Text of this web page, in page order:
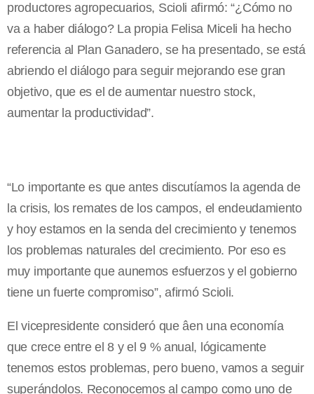
productores agropecuarios, Scioli afirmó: “¿Cómo no
va a haber diálogo? La propia Felisa Miceli ha hecho
referencia al Plan Ganadero, se ha presentado, se está
abriendo el diálogo para seguir mejorando ese gran
objetivo, que es el de aumentar nuestro stock,
aumentar la productividad”.
“Lo importante es que antes discutíamos la agenda de
la crisis, los remates de los campos, el endeudamiento
y hoy estamos en la senda del crecimiento y tenemos
los problemas naturales del crecimiento. Por eso es
muy importante que aunemos esfuerzos y el gobierno
tiene un fuerte compromiso”, afirmó Scioli.
El vicepresidente consideró que âen una economía
que crece entre el 8 y el 9 % anual, lógicamente
tenemos estos problemas, pero bueno, vamos a seguir
superándolos. Reconocemos al campo como uno de